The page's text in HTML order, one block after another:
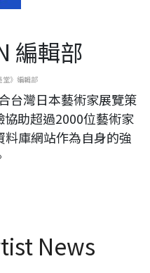
編輯部
堂》編輯部
台灣日本藝術家展覽策
助超過2000位藝術家
庫網站作為自身的強
News